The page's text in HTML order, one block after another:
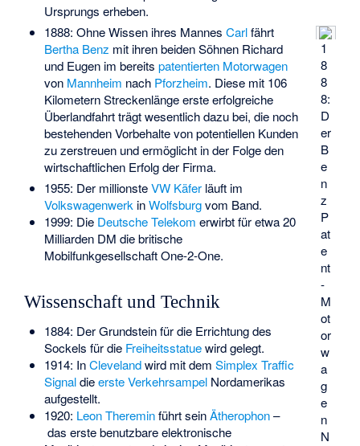
Ursprungs erheben.
1
8
8
8:
D
er
B
e
n
z
P
at
e
nt
-
M
ot
or
w
a
g
e
n
N
1888: Ohne Wissen ihres Mannes Carlfährt
Bertha Benz mit ihren beiden Söhnen Richard
und Eugen im bereits patentierten Motorwagen
von Mannheim nach Pforzheim. Diese mit 106
Kilometern Streckenlänge erste erfolgreiche
Überlandfahrt trägt wesentlich dazu bei, die noch
bestehenden Vorbehalte von potentiellen Kunden
zu zerstreuen und ermöglicht in der Folge den
wirtschaftlichen Erfolg der Firma.
1955: Der millionsteVW Käferläuft im
Volkswagenwerk inWolfsburgvom Band.
1999: Die Deutsche Telekom erwirbt für etwa 20
Milliarden DM die britische
Mobilfunkgesellschaft One-2-One.
Wissenschaft und Technik
1884: Der Grundstein für die Errichtung des
Sockels für die Freiheitsstatuewird gelegt.
1914: InClevelandwird mit dem Simplex Traffic
Signaldieerste VerkehrsampelNordamerikas
aufgestellt.
1920: Leon Thereminführt seinÄtherophon–
das erste benutzbare elektronische